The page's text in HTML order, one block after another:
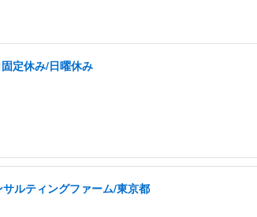
定休み/日曜休み
ルティングファーム/東京都